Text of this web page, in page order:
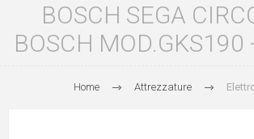
BOSCH SEGA
BOSCH MOD.GKS190
Home Attrezzature